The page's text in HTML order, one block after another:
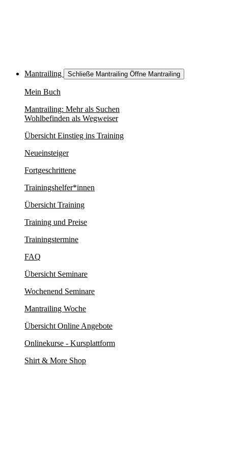
Mantrailing Schließe Mantrailing Öffne Mantrailing
Mein Buch
Mantrailing: Mehr als Suchen
Wohlbefinden als Wegweiser
Übersicht Einstieg ins Training
Neueinsteiger
Fortgeschrittene
Trainingshelfer*innen
Übersicht Training
Training und Preise
Trainingstermine
FAQ
Übersicht Seminare
Wochenend Seminare
Mantrailing Woche
Übersicht Online Angebote
Onlinekurse - Kursplattform
Shirt & More Shop